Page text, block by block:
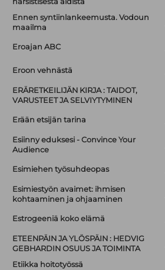
Ennen syntiinlankeemusta. Vodoun
maailma
Eroajan ABC
Eroon vehnästä
ERÄRETKEILIJÄN KIRJA : TAIDOT,
VARUSTEET JA SELVIYTYMINEN
Erään etsijän tarina
Esiinny eduksesi - Convince Your
Audience
Esimiehen työsuhdeopas
Esimiestyön avaimet: ihmisen
kohtaaminen ja ohjaaminen
Estrogeeniä koko elämä
ETEENPÄIN JA YLÖSPÄIN : HEDVIG
GEBHARDIN OSUUS JA TOIMINTA
Etiikka hoitotyössä